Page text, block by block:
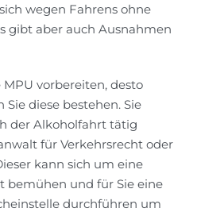
wegen Fahrens ohne
gibt aber auch Ausnahmen
MPU vorbereiten, desto
diese bestehen. Sie
der Alkoholfahrt tätig
für Verkehrsrecht oder
kann sich um eine
bemühen und für Sie eine
durchführen um